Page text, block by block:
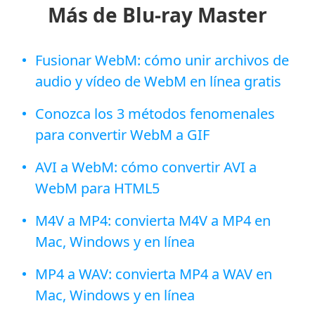
Más de Blu-ray Master
Fusionar WebM: cómo unir archivos de
audio y vídeo de WebM en línea gratis
Conozca los 3 métodos fenomenales
para convertir WebM a GIF
AVI a WebM: cómo convertir AVI a
WebM para HTML5
M4V a MP4: convierta M4V a MP4 en
Mac, Windows y en línea
MP4 a WAV: convierta MP4 a WAV en
Mac, Windows y en línea